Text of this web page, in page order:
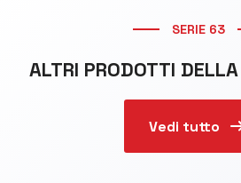
SERIE 63
ALTRI PRODOTTI
Vedi tutto